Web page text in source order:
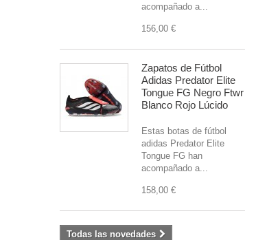
acompañado a...
156,00 €
Zapatos de Fútbol
Adidas Predator Elite
Tongue FG Negro Ftwr
Blanco Rojo Lúcido
Estas botas de fútbol
adidas Predator Elite
Tongue FG han
acompañado a...
158,00 €
Todas las novedades